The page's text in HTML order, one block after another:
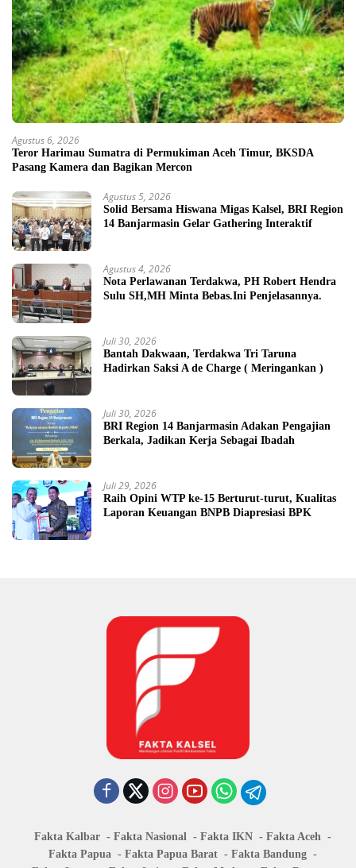
Agustus 6, 2026
Teror Harimau Sumatra di Permukiman Aceh Timur, BKSDA
Pasang Kamera dan Bagikan Mercon
Agustus 5, 2026
Solid Bersama Hiswana Migas Kalsel, BRI Region
14 Banjarmasin Gelar Gathering Interaktif
Agustus 4, 2026
Nota Perlawanan Terdakwa, PH Robert Hendra
Sulu SH,MH Minta Bebas.Ini Penjelasannya.
Juli 30, 2026
Bantah Dakwaan, Terdakwa Tri Taruna
Hadirkan Saksi A de Charge ( Meringankan )
Juli 30, 2026
BRI Region 14 Banjarmasin Adakan Pengajian
Berkala, Jadikan Kerja Sebagai Ibadah
Juli 29, 2026
Raih Opini WTP ke-15 Berturut-turut, Kualitas
Laporan Keuangan BNPB Diapresiasi BPK
Fakta Kalbar Fakta Nasional Fakta IKN
Fakta Aceh
Fakta Papua
Fakta Papua Barat
Fakta Bandung